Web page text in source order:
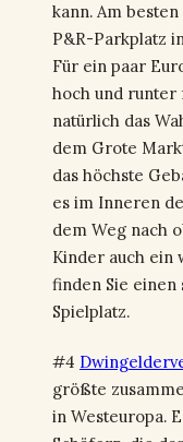
kann. Am
P&R-Parkplatz
Für ein paar
hoch und runter
natürlich das
dem Grote
das höchste
es im Inneren
dem Weg nach
Kinder auch ein
finden Sie
Spielplatz.
#4
größte
in Westeuropa.